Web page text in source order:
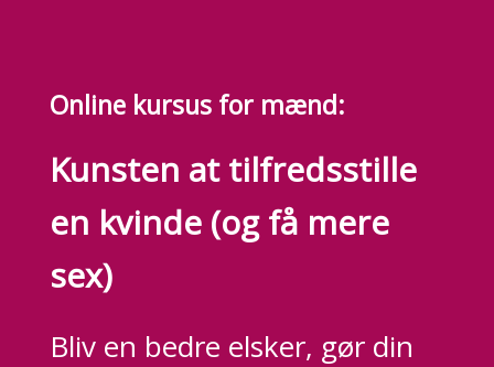
Online kursus for mænd:
Kunsten at tilfredsstille
en kvinde (og få mere
sex)
Bliv en bedre elsker, gør din